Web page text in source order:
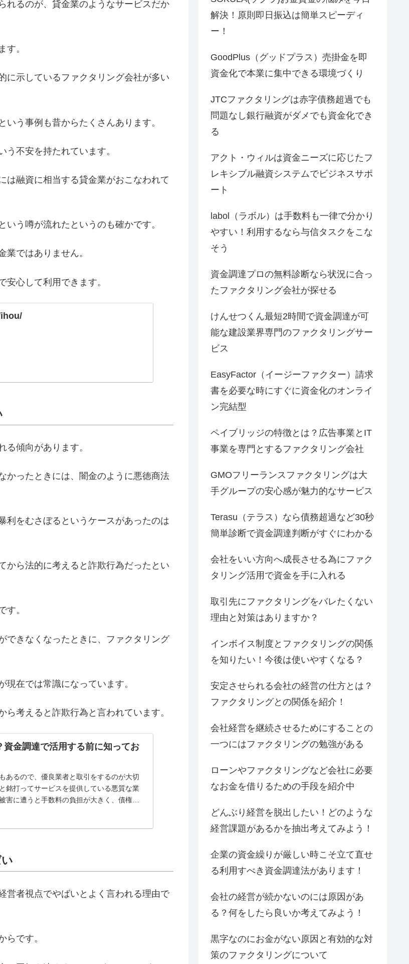
れるのが、貸金業のようなサービスだか
す。
に示しているファクタリング会社が多い
う事例も昔からたくさんあります。
不安を持たれています。
は融資に相当する貸金業がおこなわれて
う噂が流れたというのも確かです。
業ではありません。
心して利用できます。
傾向があります。
かったときには、闇金のように悪徳商法
利をむさぼるというケースがあったのは
から法的に考えると詐欺行為だったとい
す。
できなくなったときに、ファクタリング
在では常識になっています。
考えると詐欺行為と言われています。
資金調達で活用する前に知ってお
あるので、優良業者と取引をするのが大切
銘打ってサービスを提供している悪質な業
害に遭うと手数料の負担が大きく、債権回
営者視点でやばいとよく言われる理由で
らです。
解決！原則即日振込は簡単スピーディ
ー！
GoodPlus（グッドプラス）売掛金を即
資金化で本業に集中できる環境づくり
JTCファクタリングは赤字債務超過でも
問題なし銀行融資がダメでも資金化でき
る
アクト・ウィルは資金ニーズに応じたフ
レキシブル融資システムでビジネスサポ
ート
labol（ラボル）は手数料も一律で分かり
やすい！利用するなら与信タスクをこな
そう
資金調達プロの無料診断なら状況に合っ
たファクタリング会社が探せる
けんせつくん最短2時間で資金調達が可
能な建設業界専門のファクタリングサー
ビス
EasyFactor（イージーファクター）請求
書を必要な時にすぐに資金化のオンライ
ン完結型
ペイブリッジの特徴とは？広告事業とIT
事業を専門とするファクタリング会社
GMOフリーランスファクタリングは大
手グループの安心感が魅力的なサービス
Terasu（テラス）なら債務超過など30秒
簡単診断で資金調達判断がすぐにわかる
会社をいい方向へ成長させる為にファク
タリング活用で資金を手に入れる
取引先にファクタリングをバレたくない
理由と対策はありますか？
インボイス制度とファクタリングの関係
を知りたい！今後は使いやすくなる？
安定させられる会社の経営の仕方とは？
ファクタリングとの関係を紹介！
会社経営を継続させるためにすることの
一つにはファクタリングの勉強がある
ローンやファクタリングなど会社に必要
なお金を借りるための手段を紹介中
どんぶり経営を脱出したい！どのような
経営課題があるかを抽出考えてみよう！
企業の資金繰りが厳しい時こそ立て直せ
る利用すべき資金調達法があります！
会社の経営が続かないのには原因があ
る？何をしたら良いか考えてみよう！
黒字なのにお金がない原因と有効的な対
策のファクタリングについて